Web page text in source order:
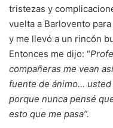
tristezas y
vuelta a Barlovento
y me llevó a un rincón
Entonces me dijo: “
compañeras me vean
fuente de ánimo…
porque nunca pensé
esto que me pasa”.